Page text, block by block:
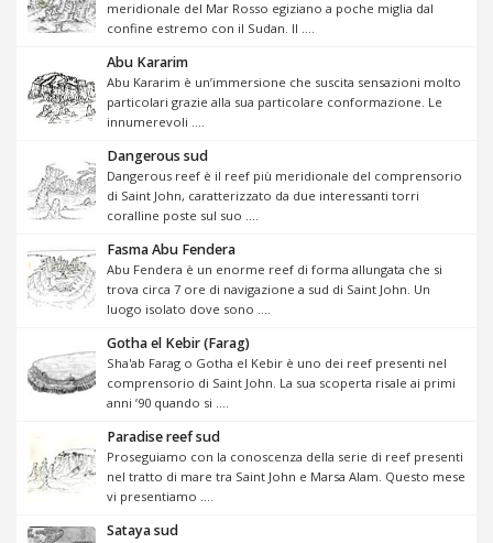
meridionale del Mar Rosso egiziano a poche miglia dal
confine estremo con il Sudan. Il ....
Abu Kararim
Abu Kararim è un’immersione che suscita sensazioni molto
particolari grazie alla sua particolare conformazione. Le
innumerevoli ....
Dangerous sud
Dangerous reef è il reef più meridionale del comprensorio
di Saint John, caratterizzato da due interessanti torri
coralline poste sul suo ....
Fasma Abu Fendera
Abu Fendera è un enorme reef di forma allungata che si
trova circa 7 ore di navigazione a sud di Saint John. Un
luogo isolato dove sono ....
Gotha el Kebir (Farag)
Sha'ab Farag o Gotha el Kebir è uno dei reef presenti nel
comprensorio di Saint John. La sua scoperta risale ai primi
anni ’90 quando si ....
Paradise reef sud
Proseguiamo con la conoscenza della serie di reef presenti
nel tratto di mare tra Saint John e Marsa Alam. Questo mese
vi presentiamo ....
Sataya sud